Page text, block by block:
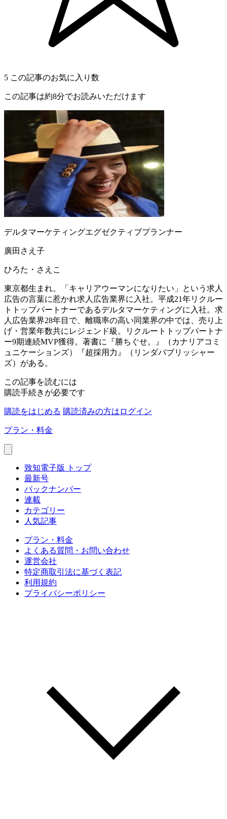
5 この記事のお気に入り数
この記事は約8分でお読みいただけます
デルタマーケティングエグゼクティブプランナー
廣田さえ子
ひろた・さえこ
東京都生まれ。「キャリアウーマンになりたい」という求人
広告の言葉に惹かれ求人広告業界に入社。平成21年リクルー
トトップパートナーであるデルタマーケティングに入社。求
人広告業界28年目で、離職率の高い同業界の中では、売り上
げ・営業年数共にレジェンド級。リクルートトップパートナ
ー9期連続MVP獲得。著書に『勝ちぐせ。』（カナリアコミ
ュニケーションズ）『超採用力』（リンダパブリッシャー
ズ）がある。
この記事を読むには
購読手続きが必要です
購読をはじめる 購読済みの方はログイン
プラン・料金
致知電子版 トップ
最新号
バックナンバー
連載
カテゴリー
人気記事
プラン・料金
よくある質問・お問い合わせ
運営会社
特定商取引法に基づく表記
利用規約
プライバシーポリシー